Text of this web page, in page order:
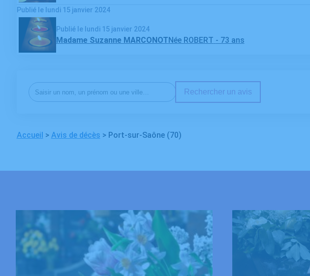
Publié le lundi 15 janvier 2024
Publié le lundi 15 janvier 2024
Madame Suzanne MARCONOTNée ROBERT - 73 ans
Rechercher un avis
Accueil > Avis de décès > Port-sur-Saône (70)